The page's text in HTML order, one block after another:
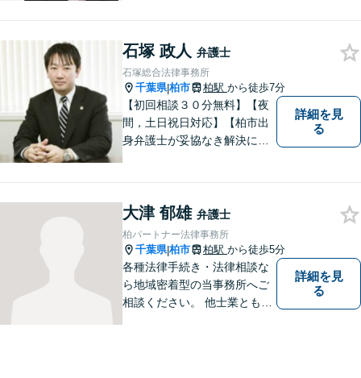
石塚 政人 弁護士
石塚総合法律事務所
千葉県|柏市 柏駅 から徒歩7分
【初回相談３０分無料】【夜
間，土日祝日対応】【柏市出
身弁護士が妥協なき解決に尽
供いたします。
詳細を見
る
大津 郁雄 弁護士
柏パートナー法律事務所
千葉県|柏市 柏駅 から徒歩5分
各種法律手続き・法律相談な
ら地域密着型の当事務所へご
相談ください。 他士業とも連
詳細を見
る